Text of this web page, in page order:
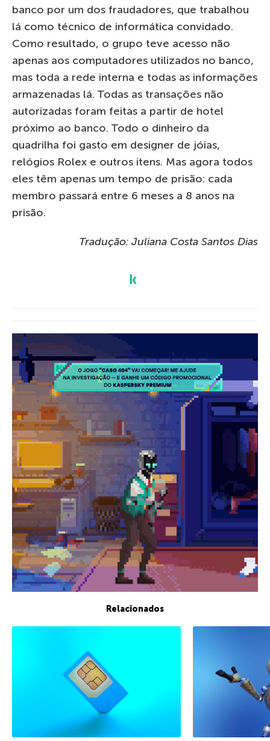
banco por um dos fraudadores, que trabalhou
lá como técnico de informática convidado.
Como resultado, o grupo teve acesso não
apenas aos computadores utilizados no banco,
mas toda a rede interna e todas as informações
armazenadas lá. Todas as transações não
autorizadas foram feitas a partir de hotel
próximo ao banco. Todo o dinheiro da
quadrilha foi gasto em designer de jóias,
relógios Rolex e outros itens. Mas agora todos
eles têm apenas um tempo de prisão: cada
membro passará entre 6 meses a 8 anos na
prisão.
Tradução: Juliana Costa Santos Dias
Relacionados